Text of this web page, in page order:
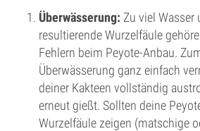
Überwässerung: Zu viel Wasser
resultierende Wurzelfäule
Fehlern beim Peyote-Anbau.
Überwässerung ganz einfach
deiner Kakteen vollständig
erneut gießt. Sollten deine
Wurzelfäule zeigen (matschige